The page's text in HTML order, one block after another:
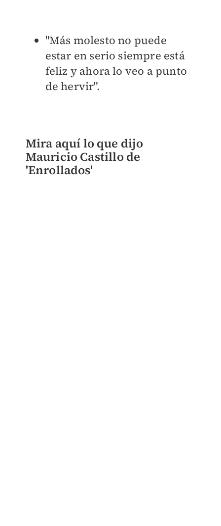
"Más molesto no puede
estar en serio siempre está
feliz y ahora lo veo a punto
de hervir".
Mira aquí lo que dijo
Mauricio Castillo de
'Enrollados'